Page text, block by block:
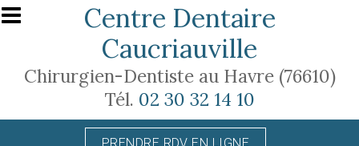
Aller au contenu principalCentre Dentaire
Caucriauville
Chirurgien-Dentiste au Havre (76610)
Tél. 02 30 32 14 10